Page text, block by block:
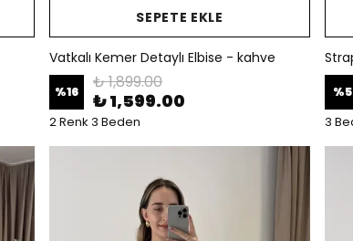
SEPETE EKLE
Vatkalı Kemer Detaylı Elbise - kahve
%16 ₺ 1,899.00
₺ 1,599.00
2 Renk 3 Beden
%5
3